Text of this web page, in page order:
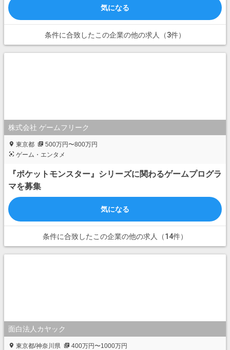
気になる
条件に合致したこの企業の他の求人（3件）
株式会社 ゲームフリーク
東京都
500万円〜800万円
ゲーム・エンタメ
『ポケットモンスター』シリーズに関わるゲームプログラ
マを募集
気になる
条件に合致したこの企業の他の求人（14件）
面白法人カヤック
東京都/神奈川県
400万円〜1000万円